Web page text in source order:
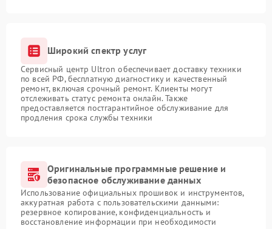
Широкий спектр услуг
Сервисный центр Ultron обеспечивает доставку техники
по всей РФ, бесплатную диагностику и качественный
ремонт, включая срочный ремонт. Клиенты могут
отслеживать статус ремонта онлайн. Также
предоставляется постгарантийное обслуживание для
продления срока службы техники
Оригинальные программные решение и
безопасное обслуживание данных
Использование официальных прошивок и инструментов,
аккуратная работа с пользовательскими данными:
резервное копирование, конфиденциальность и
восстановление информации при необходимости